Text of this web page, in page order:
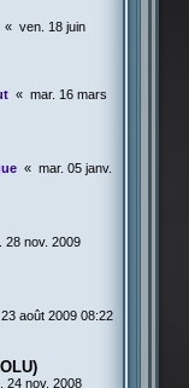
« ven. 18 juin
« mar. 16 mars
« mar. 05 janv.
28 nov. 2009
août 2009 08:22
24 nov. 2008